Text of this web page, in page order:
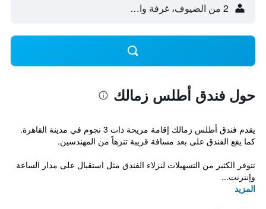
2 من الضيوف، غرفة واحدة
حول فندق أطلس زمالك
يقدم فندق أطلس زمالك إقامة مريحة ذات 3 نجوم في مدينة القاهرة.
كما يقع الفندق على بعد مسافة قريبة تنزهاً من المهندسين.
تتوفر الكثير من التسهيلات لنزلاء الفندق مثل استقبال على مدار الساعة
وإنترنت...
المزيد